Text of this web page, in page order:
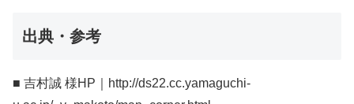
出典・参考
■ 吉村誠 様HP｜http://ds22.cc.yamaguchi-